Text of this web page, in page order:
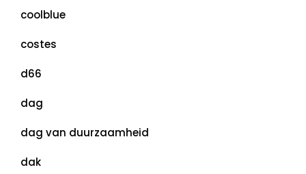
coolblue
costes
d66
dag
dag van duurzaamheid
dak